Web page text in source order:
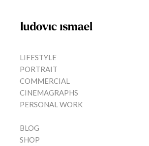
LIFESTYLE
PORTRAIT
COMMERCIAL
CINEMAGRAPHS
PERSONAL WORK
BLOG
SHOP